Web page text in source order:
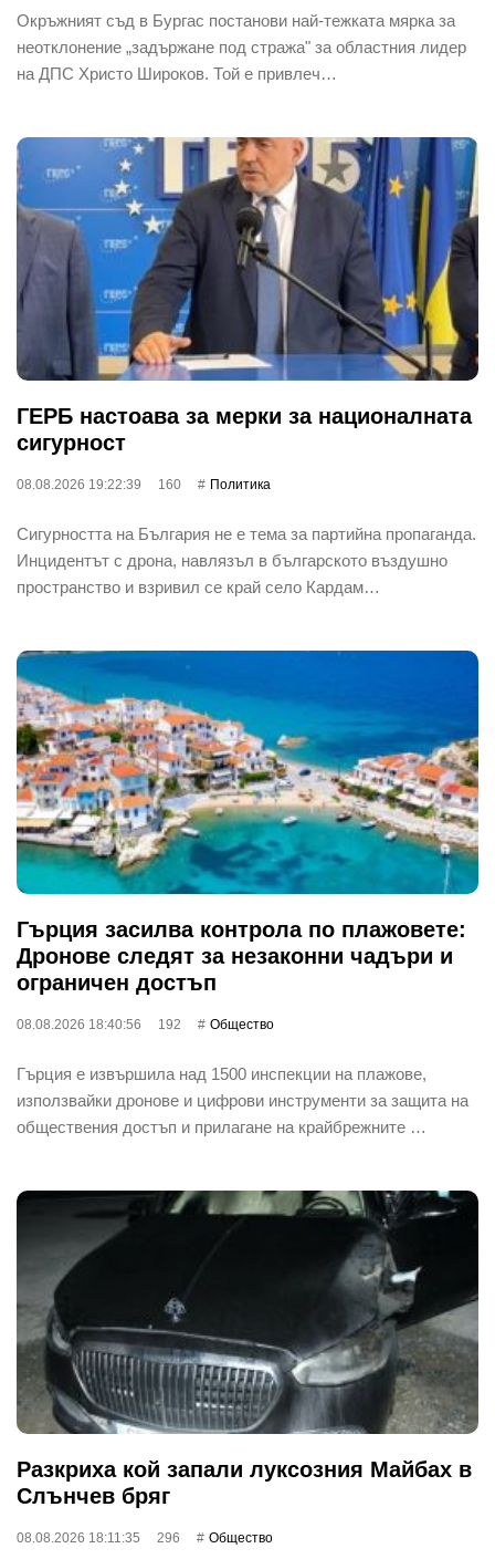
Окръжният съд в Бургас постанови най-тежката мярка за
неотклонение „задържане под стража" за областния лидер
на ДПС Христо Широков. Той е привлеч…
ГЕРБ настоава за мерки за националната
сигурност
08.08.2026 19:22:39 160 Политика
Сигурността на България не е тема за партийна пропаганда.
Инцидентът с дрона, навлязъл в българското въздушно
пространство и взривил се край село Кардам…
Гърция засилва контрола по плажовете:
Дронове следят за незаконни чадъри и
ограничен достъп
08.08.2026 18:40:56 192 Общество
Гърция е извършила над 1500 инспекции на плажове,
използвайки дронове и цифрови инструменти за защита на
обществения достъп и прилагане на крайбрежните …
Разкриха кой запали луксозния Майбах в
Слънчев бряг
08.08.2026 18:11:35 296 Общество